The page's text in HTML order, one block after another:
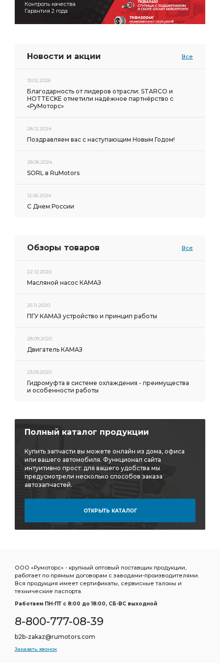
Контроль качества
Гарантия 2 года
Новости и акции Все
13.02.2026
Благодарность от лидеров отрасли: STARCO и
HOTTECKE отметили надёжное партнёрство с
«РуМоторс»
28.12.2024
Поздравляем вас с наступающим Новым Годом!
28.06.2024
SORL в RuMotors
12.06.2024
С Днем России
Обзоры товаров Все
22.12.2020
Масляной насос КАМАЗ
25.11.2020
ПГУ КАМАЗ устройство и принцип работы
28.09.2020
Двигатель КАМАЗ
23.09.2020
Гидромуфта в системе охлаждения - преимущества
и особенности работы
Полный каталог продукции
Купить запчасти вы можете онлайн из дома, офиса
или вашего автомобиля. Функционал сайта
интуитивно прост: для вашего удобства мы
предусмотрели несколько способов заказа
автозапчастей.
ОТКРЫТЬ КАТАЛОГ
ООО «Румоторс» - крупный оптовый поставщик продукции,
работает по прямым договорам с заводами-производителями.
Вся продукция имеет сертификаты, сервисные талоны и
технические паспорта.
Работаем ПН-ПТ c 8:00 до 18:00, СБ-ВС выходной
8-800-777-08-39
b2b-zakaz@rumotors.com
Заказать звонок